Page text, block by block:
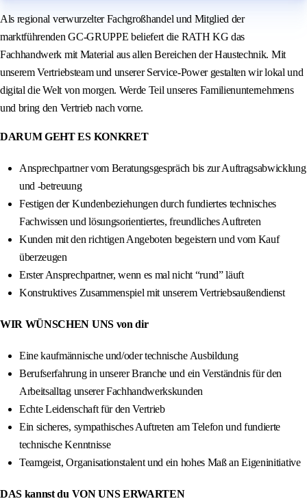
Als regional verwurzelter Fachgroßhandel und Mitglied der
marktführenden GC-GRUPPE beliefert die RATH KG das
Fachhandwerk mit Material aus allen Bereichen der Haustechnik. Mit
unserem Vertriebsteam und unserer Service-Power gestalten wir lokal und
digital die Welt von morgen. Werde Teil unseres Familienunternehmens
und bring den Vertrieb nach vorne.
DARUM GEHT ES KONKRET
Ansprechpartner vom Beratungsgespräch bis zur Auftragsabwicklung
und -betreuung
Festigen der Kundenbeziehungen durch fundiertes technisches
Fachwissen und lösungsorientiertes, freundliches Auftreten
Kunden mit den richtigen Angeboten begeistern und vom Kauf
überzeugen
Erster Ansprechpartner, wenn es mal nicht “rund” läuft
Konstruktives Zusammenspiel mit unserem Vertriebsaußendienst
WIR WÜNSCHEN UNS von dir
Eine kaufmännische und/oder technische Ausbildung
Berufserfahrung in unserer Branche und ein Verständnis für den
Arbeitsalltag unserer Fachhandwerkskunden
Echte Leidenschaft für den Vertrieb
Ein sicheres, sympathisches Auftreten am Telefon und fundierte
technische Kenntnisse
Teamgeist, Organisationstalent und ein hohes Maß an Eigeninitiative
DAS kannst du VON UNS ERWARTEN